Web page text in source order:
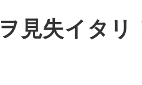
見失イタリ